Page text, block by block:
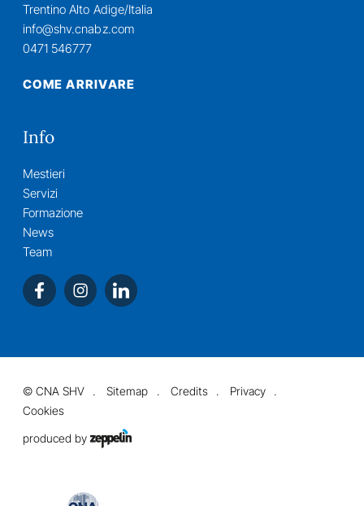
Trentino Alto Adige/Italia
info@shv.cnabz.com
0471 546777
COME ARRIVARE
Info
Mestieri
Servizi
Formazione
News
Team
©CNA SHV Sitemap Credits
Privacy
Cookies
produced by